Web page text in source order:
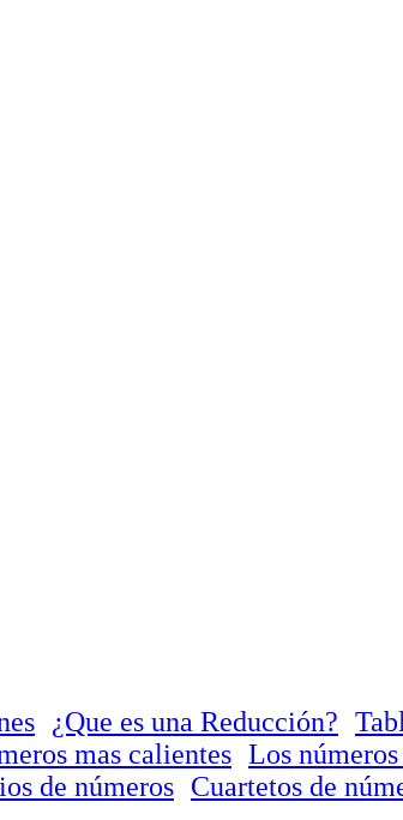
¿Que es una Reducción?
mas calientes Los
de números Cuartetos de